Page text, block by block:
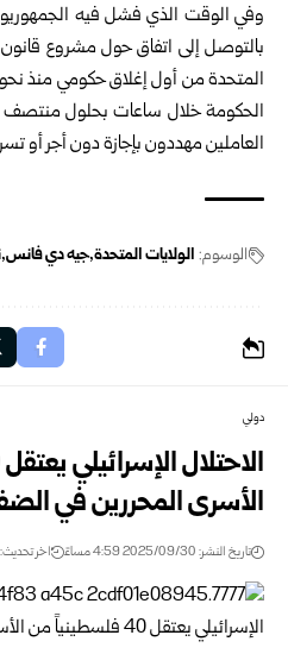
وفي الوقت الذي فشل فيه
بالتوصل إلى اتفاق حول مشروع قانون
المتحدة من أول إغلاق حكومي منذ
الحكومة خلال ساعات بحلول منتصف
العاملين مهددون بإجازة دون أجر أو
الوسوم: الولايات المتحدة جيه دي فانس
دولي
الأسرى المحررين في
تاريخ النشر: 2025/09/30 4:59 مساءً اخر تحديث: 2025/09/30 4:59 مساءً